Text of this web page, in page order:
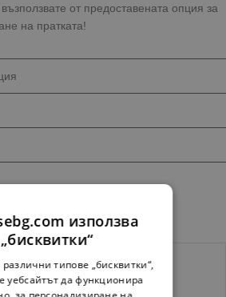
от предоставената опция за
на пратката!
използва
„бисквитки“
типове „бисквитки“,
уебсайтът да функционира